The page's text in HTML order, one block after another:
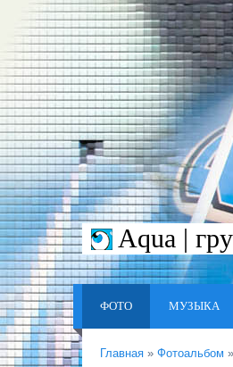
Aqua |
ФОТО МУЗЫКА
Главная » Фотоальбом »